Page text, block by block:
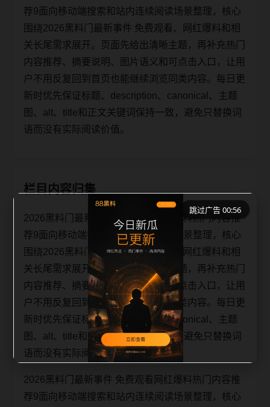
荐9面向移动端搜索和站内连续阅读场景整理，核心
围绕2026黑料门最新事件 免费观看、网红爆料和相
关长尾需求展开。页面先给出清晰主题，再补充热门
内容推荐、摘要说明、图片语义和可点击入口，让用
户不用反复回到首页也能继续浏览同类内容。每日更
新时优先保证标题、description、canonical、主题
图、alt、title和正文关键词保持一致，避免只替换词
语而没有实际阅读价值。
栏目内容归集
2026黑料门最新事件 免费观看网红爆料热门内容推
荐9面向移动端搜索和站内连续阅读场景整理，核心
围绕2026黑料门最新事件 免费观看、网红爆料和相
关长尾需求展开。页面先给出清晰主题，再补充热门
内容推荐、摘要说明、图片语义和可点击入口，让用
户不用反复回到首页也能继续浏览同类内容。每日更
新时优先保证标题、description、canonical、主题
图、alt、title和正文关键词保持一致，避免只替换词
语而没有实际阅读价值。
2026黑料门最新事件 免费观看网红爆料热门内容推
荐9面向移动端搜索和站内连续阅读场景整理，核心
跳过广告 00:56